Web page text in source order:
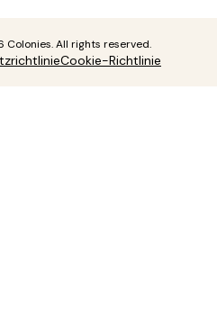
All rights reserved.
Cookie-Richtlinie